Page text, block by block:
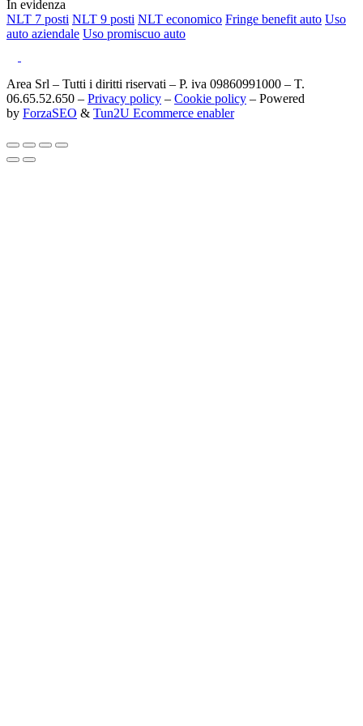
In evidenza
NLT 7 posti NLT 9 posti NLT economico Fringe benefit auto Uso
auto aziendale Uso promiscuo auto
Area Srl – Tutti i diritti riservati – P. iva 09860991000 – T.
06.65.52.650 – Privacy policy – Cookie policy – Powered
by ForzaSEO & Tun2U Ecommerce enabler